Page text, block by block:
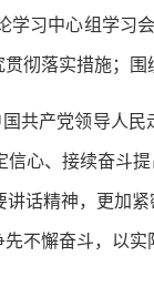
中心组学习
彻落实措施；
产党领导人民
心、接续奋斗
话精神，更加
懈奋斗，以实